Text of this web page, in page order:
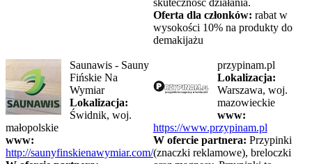
Oferta dla członków: rabat w
wysokości 10% na produkty do
demakijażu
Saunawis - Sauny
Fińskie Na
Wymiar
Lokalizacja:
Świdnik, woj.
małopolskie
www:
http://saunyfinskienawymiar.com/
przypinam.pl
Lokalizacja:
Warszawa, woj.
mazowieckie
www:
https://www.przypinam.pl
W ofercie partnera: Przypinki
(znaczki reklamowe), breloczki